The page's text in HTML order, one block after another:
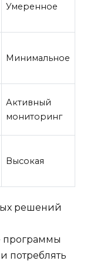
Умеренное
Минимальное
Активный
мониторинг
Высокая
решений
программы
потреблять